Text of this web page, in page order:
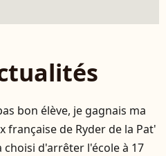
bon élève, je gagnais ma
française de Ryder de la Pat'
choisi d'arrêter l'école à 17